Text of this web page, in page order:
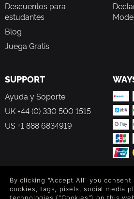
Descuentos para
estudantes
Blog
Juega Gratis
SUPPORT
Ayuda y Soporte
UK +44 (0) 330 500 1515
US +1 888 6834919
FOLLOW US
By clicking "Accept All" you
cookies, tags, pixels, social media